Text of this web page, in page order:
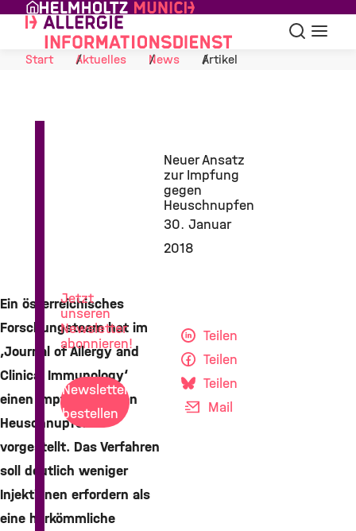
Skip to Content
Suche
Start
Aktuelles News Artikel
Neuer Ansatz
zur Impfung
gegen
Heuschnupfen
30. Januar
2018
Ein österreichisches
Forschungsteam hat im
‚Journal of Allergy and
Clinical Immunology‘
einen Impfstoff gegen
Heuschnupfen
vorgestellt. Das Verfahren
soll deutlich weniger
Injektionen erfordern als
eine herkömmliche
Teilen
Teilen
Teilen
Mail
Jetzt
unseren
Newsletter
abonnieren!
Newsletter
bestellen